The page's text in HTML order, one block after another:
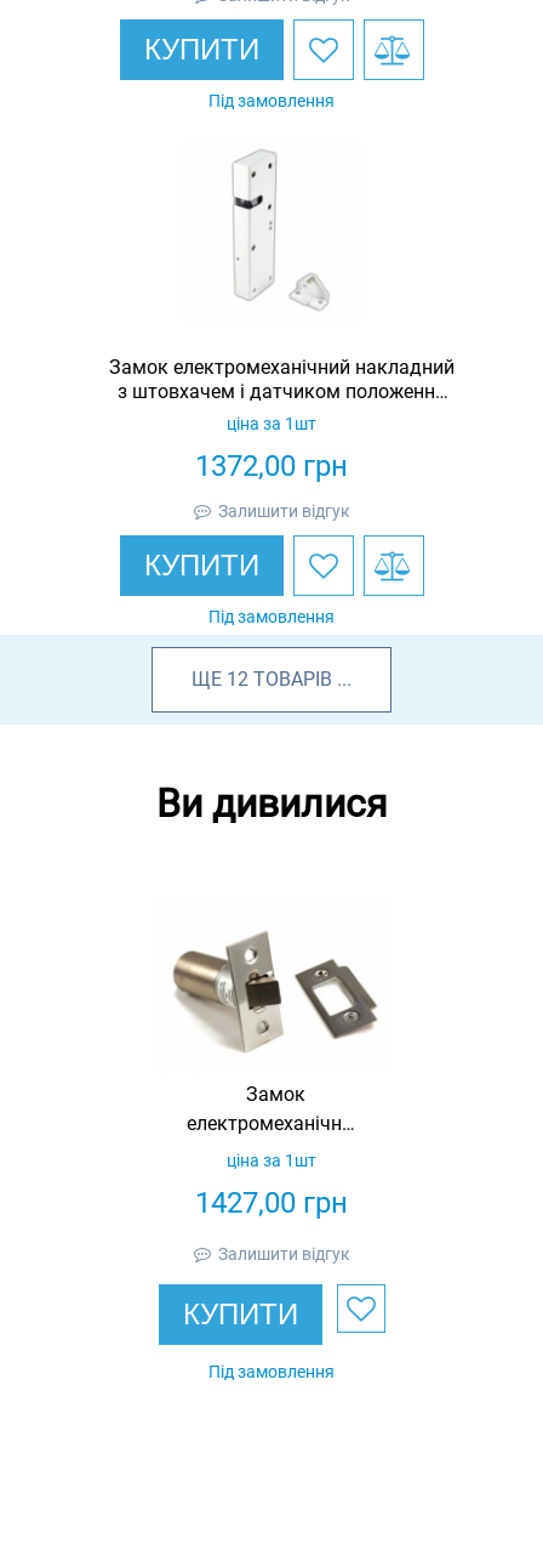
КУПИТИ
Під замовлення
Замок електромеханічний накладний
з штовхачем і датчиком положення
дверей Promix-SM323.10. 1-00
1372,00 грн
ціна за 1шт
Залишити відгук
КУПИТИ
Під замовлення
ЩЕ 12 ТОВАРІВ ...
Ви дивилися
Замок
електромеханічний
врізний Promix-
(ШЕРИФ-3В НО +
1427,00 грн
ціна за 1шт
Залишити відгук
КУПИТИ
Під замовлення